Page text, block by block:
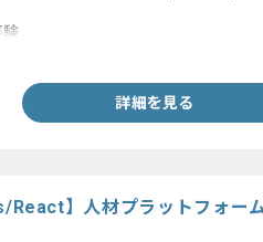
験
詳細を見る
React】人材プラットフォー